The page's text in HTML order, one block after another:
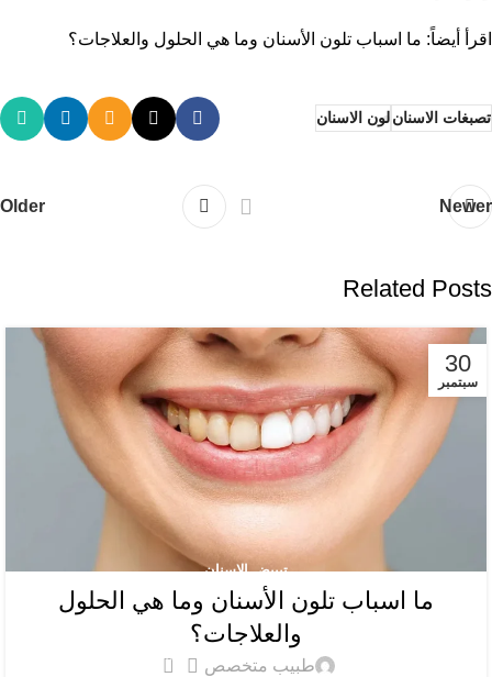
اقرأ أيضاً: ما اسباب تلون الأسنان وما هي الحلول والعلاجات؟
تصبغات الاسنانلون الاسنان
Newer
Older
Related Posts
30
سبتمبر
تبييض الاسنان
ما اسباب تلون الأسنان وما هي الحلول
والعلاجات؟
طبيب متخصص 0